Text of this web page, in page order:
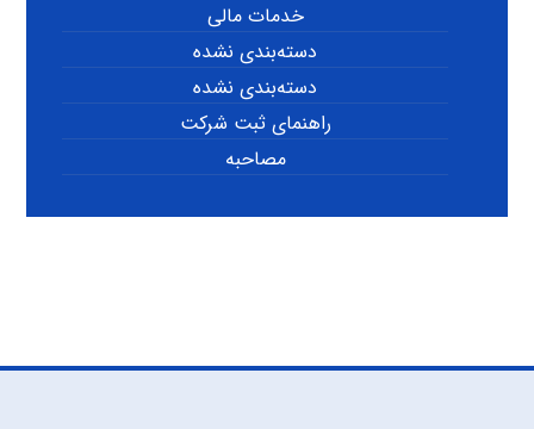
خدمات مالی
دسته‌بندی نشده
دسته‌بندی نشده
راهنمای ثبت شرکت
مصاحبه